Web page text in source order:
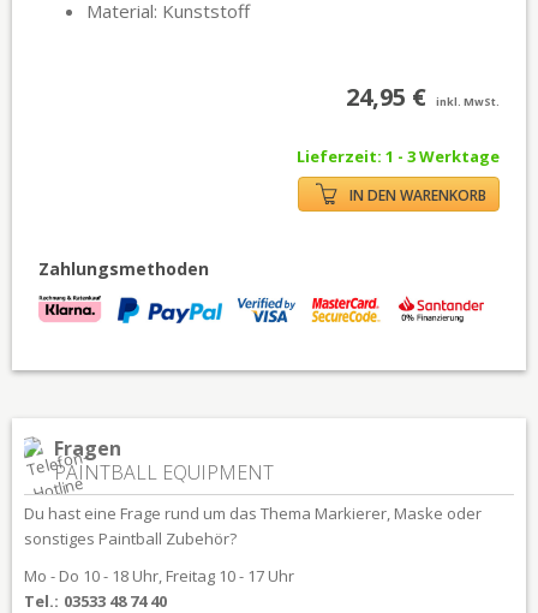
Material: Kunststoff
24,95 € inkl. MwSt.
Lieferzeit: 1 - 3 Werktage
IN DEN WARENKORB
Zahlungsmethoden
Fragen
PAINTBALL EQUIPMENT
Du hast eine Frage rund um das Thema Markierer, Maske oder
sonstiges Paintball Zubehör?
Mo - Do 10 - 18 Uhr, Freitag 10 - 17 Uhr
Tel.: 03533 48 74 40